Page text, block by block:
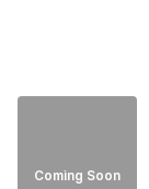
Coming Soon